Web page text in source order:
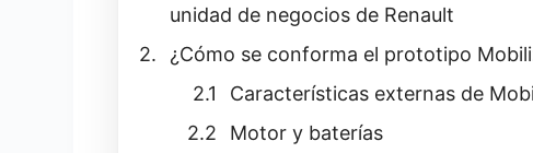
unidad de negocios de Renault
¿Cómo se conforma el prototipo
Características externas de
Motor y baterías